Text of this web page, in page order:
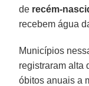
de recém-
recebem água
Municípios
registraram alta
óbitos anuais a